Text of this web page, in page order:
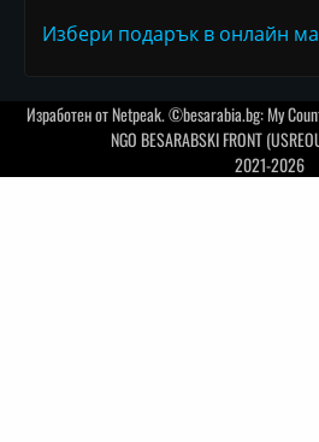
Избери подарък в онлайн
Изработен отNetpeak. ©besarabia.bg: My
NGO BESARABSKI FRONT
2021-2026